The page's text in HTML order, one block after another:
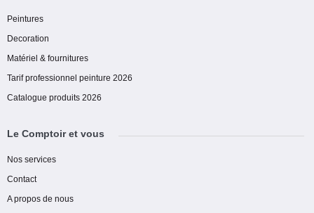
Peintures
Decoration
Matériel & fournitures
Tarif professionnel peinture 2026
Catalogue produits 2026
Le Comptoir et vous
Nos services
Contact
A propos de nous